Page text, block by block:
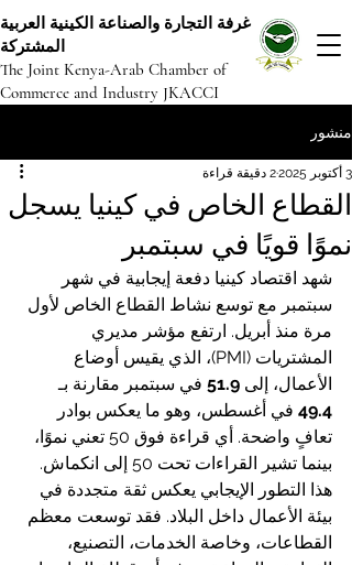
غرفة التجارة والصناعة الكينية العربية
المشتركة
The Joint Kenya-Arab Chamber of
Commerce and Industry JKACCI
منشور
القطاع الخاص في كينيا يسجل
نموًا قويًا في سبتمبر
3 أكتوبر 2025 2 دقيقة قراءة
شهد اقتصاد كينيا دفعة إيجابية في شهر
سبتمبر مع توسع نشاط القطاع الخاص لأول
مرة منذ أبريل. ارتفع مؤشر مديري
المشتريات (PMI)، الذي يقيس أوضاع
الأعمال، إلى 51.9 في سبتمبر مقارنة بـ
49.4 في أغسطس، وهو ما يعكس بوادر
تعافٍ واضحة. أي قراءة فوق 50 تعني نموًا،
بينما تشير القراءات تحت 50 إلى انكماش.
هذا التطور الإيجابي يعكس ثقة متجددة في
بيئة الأعمال داخل البلاد. فقد توسعت معظم
القطاعات، وخاصة الخدمات، التصنيع،